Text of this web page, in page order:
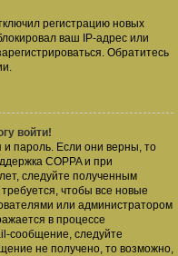
регистрацию новых
ваш IP-адрес или
Обратитесь
войти!
и пароль. Если они верны, то
COPPA и при
следуйте полученным
чтобы все новые
или администратором
в процессе
сообщение, следуйте
не получено, то возможно,